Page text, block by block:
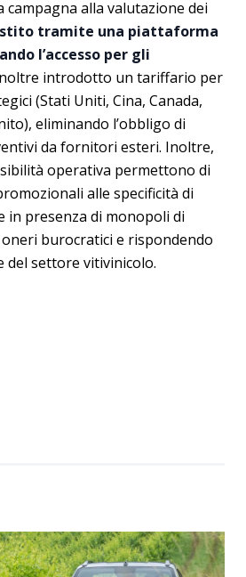
alla valutazione dei
tramite una piattaforma
l’accesso per gli
introdotto un tariffario per
(Stati Uniti, Cina, Canada,
eliminando l’obbligo di
da fornitori esteri. Inoltre,
operativa permettono di
alle specificità di
in presenza di monopoli di
burocratici e rispondendo
del settore vitivinicolo.